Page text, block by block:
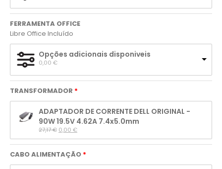
FERRAMENTA OFFICE
Libre Office Incluído
Opções adicionais disponiveis
0,00 €
TRANSFORMADOR
ADAPTADOR DE CORRENTE DELL ORIGINAL -
90W 19.5V 4.62A 7.4x5.0mm
27,17 € 0,00 €
CABO ALIMENTAÇÃO